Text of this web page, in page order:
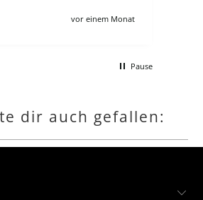
vor einem Monat
zahlt man 100€, wie auch für
kompletten
Pause
dir auch gefallen: